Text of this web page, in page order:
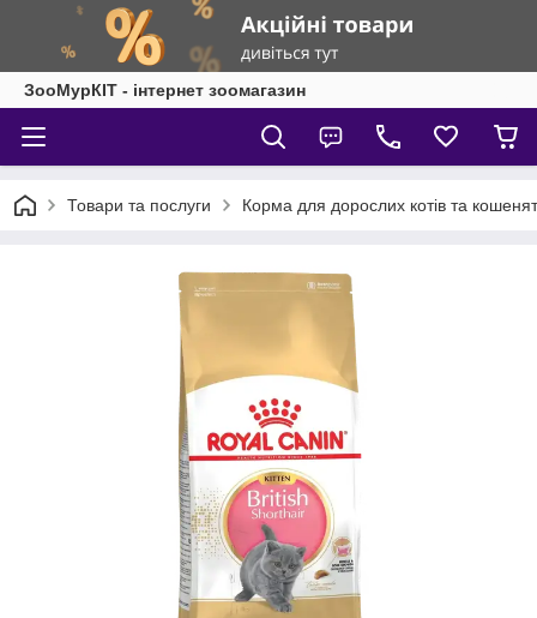
ЗооМурКІТ - інтернет зоомагазин
Товари та послуги Корма для дорослих котів та кошенят